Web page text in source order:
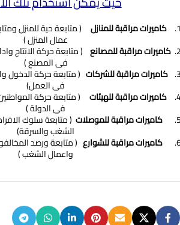
كاميرات مراقبة للمنازل ( متابعة حية للمنزل
عمال المنزل )
كاميرات مراقبة للمصانع ( متابعة حركة الانتاج
فى المصنع )
كاميرات مراقبة للشركات ( متابعة حركة الدخول
فى العمل)
كاميرات مراقبة للهيئات ( متابعة حركة
فى الدولة )
كاميرات مراقبة للموصلات ( متابعة سلوك
الشغب والسرقة)
كاميرات مراقبة للشوارع ( متابعة ورصد
واعمال الشغب )